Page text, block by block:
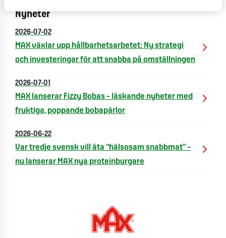
Nyheter
2026-07-02
MAX växlar upp hållbarhetsarbetet: Ny strategi
och investeringar för att snabba på omställningen
2026-07-01
MAX lanserar Fizzy Bobas – läskande nyheter med
fruktiga, poppande bobapärlor
2026-06-22
Var tredje svensk vill äta “hälsosam snabbmat” –
nu lanserar MAX nya proteinburgare